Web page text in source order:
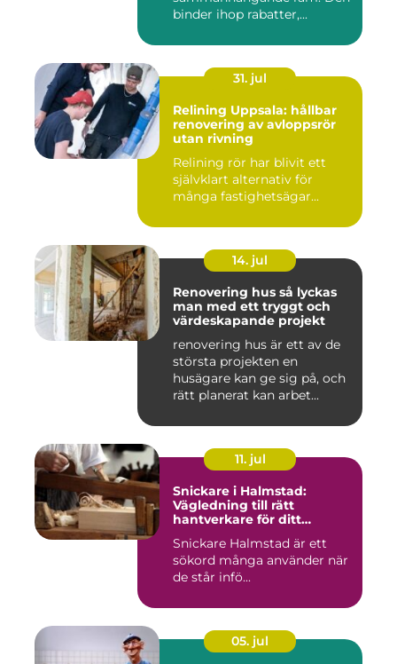
binder ihop rabatter,...
31. jul
Relining Uppsala: hållbar
renovering av avloppsrör
utan rivning
Relining rör har blivit ett
självklart alternativ för
många fastighetsägar...
14. jul
Renovering hus så lyckas
man med ett tryggt och
värdeskapande projekt
renovering hus är ett av de
största projekten en
husägare kan ge sig på, och
rätt planerat kan arbet...
11. jul
Snickare i Halmstad:
Vägledning till rätt
hantverkare för ditt
Snickare Halmstad är ett
sökord många använder när
de står infö...
05. jul